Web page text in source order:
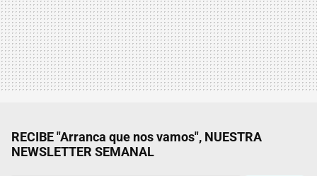
RECIBE "Arranca que nos vamos", NUESTRA
NEWSLETTER SEMANAL